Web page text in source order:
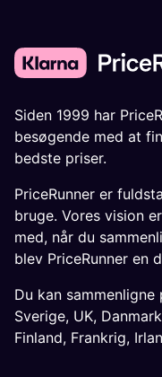
Siden 1999 har
besøgende med at
bedste priser.
PriceRunner er
bruge. Vores vision
med, når du
blev PriceRunner en
Du kan
Sverige, UK, Danmark
Finland, Frankrig,